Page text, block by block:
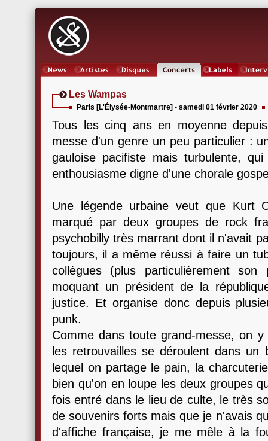
Les Wampas
Paris [L'Élysée-Montmartre] - samedi 01 février 2020
Tous les cinq ans en moyenne
messe d'un genre un peu particulier :
gauloise pacifiste mais turbulente,
enthousiasme digne d'une chorale
Une légende urbaine veut que Kurt
marqué par deux groupes de rock
psychobilly très marrant dont il n'avait
toujours, il a même réussi à faire un
collègues (plus particulièrement
moquant un président de la
justice. Et organise donc depuis
punk.
Comme dans toute grand-messe, on
les retrouvailles se déroulent dans
lequel on partage le pain, la
bien qu'on en loupe les deux groupes
fois entré dans le lieu de culte, le très
de souvenirs forts mais que je n'avais
d'affiche française, je me mêle à la